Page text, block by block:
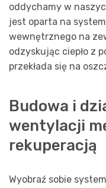
oddychamy w
jest oparta na
wewnętrznego na
odzyskując ciepło z
przekłada się na
Budowa i
wentylacji
rekuperacją
Wyobraź sobie